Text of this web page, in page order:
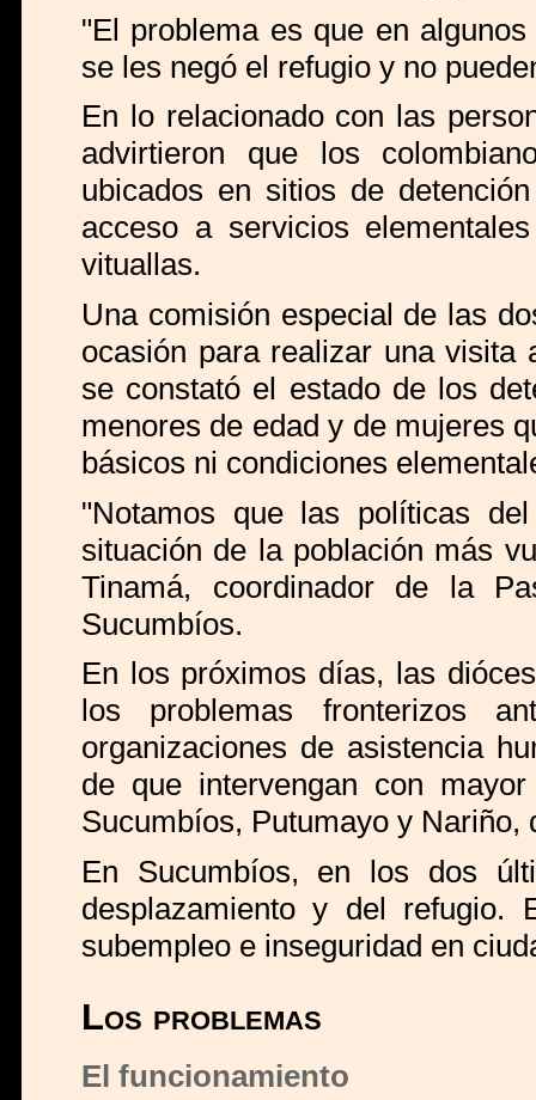
"El problema es que en
se les negó el refugio y no
En lo relacionado con las
advirtieron que los
ubicados en sitios de
acceso a servicios
vituallas.
Una comisión especial de las
ocasión para realizar una visita
se constató el estado de los
menores de edad y de mujeres
básicos ni condiciones
"Notamos que las políticas
situación de la población más
Tinamá, coordinador de la
Sucumbíos.
En los próximos días, las
los problemas fronterizos
organizaciones de asistencia
de que intervengan con
Sucumbíos, Putumayo y
En Sucumbíos, en los dos
desplazamiento y del refugio.
subempleo e inseguridad en
Los problemas
El funcionamiento